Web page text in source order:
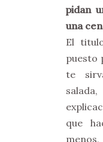
pidan
una
El
puesto
te
que